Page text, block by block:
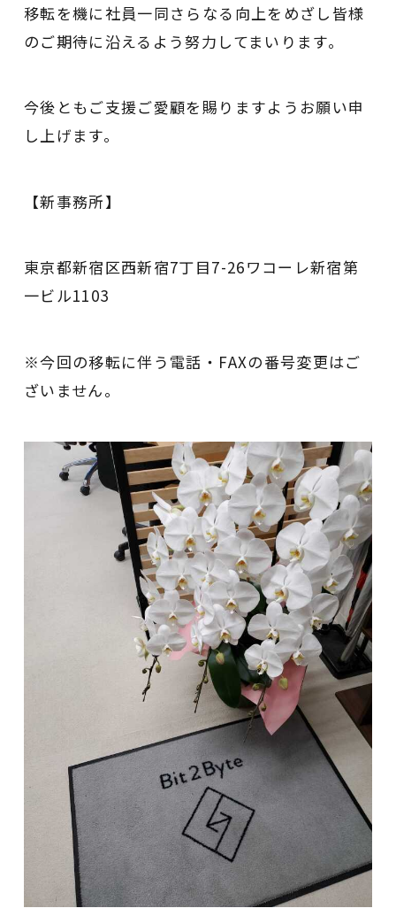
移転を機に社員一同さらなる向上をめざし皆様
のご期待に沿えるよう努力してまいります。
今後ともご支援ご愛顧を賜りますようお願い申
し上げます。
【新事務所】
東京都新宿区西新宿7丁目7-26ワコーレ新宿第
一ビル1103
※今回の移転に伴う電話・FAXの番号変更はご
ざいません。